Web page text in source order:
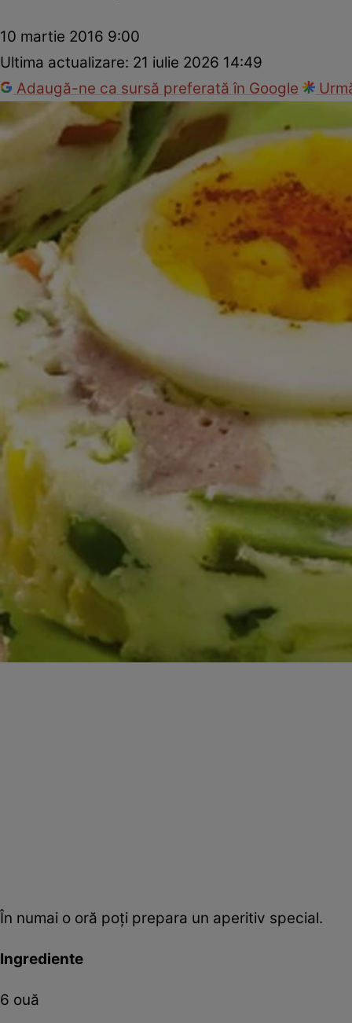
10 martie 2016 9:00
Ultima actualizare: 21 iulie 2026 14:49
Adaugă-ne ca sursă preferată în Google
În numai o oră poţi prepara un aperitiv special.
Ingrediente
6 ouă